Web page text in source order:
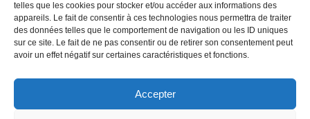
telles que les cookies pour stocker et/ou accéder aux informations des
appareils. Le fait de consentir à ces technologies nous permettra de traiter
des données telles que le comportement de navigation ou les ID uniques
sur ce site. Le fait de ne pas consentir ou de retirer son consentement peut
avoir un effet négatif sur certaines caractéristiques et fonctions.
Accepter
RDV
Visio